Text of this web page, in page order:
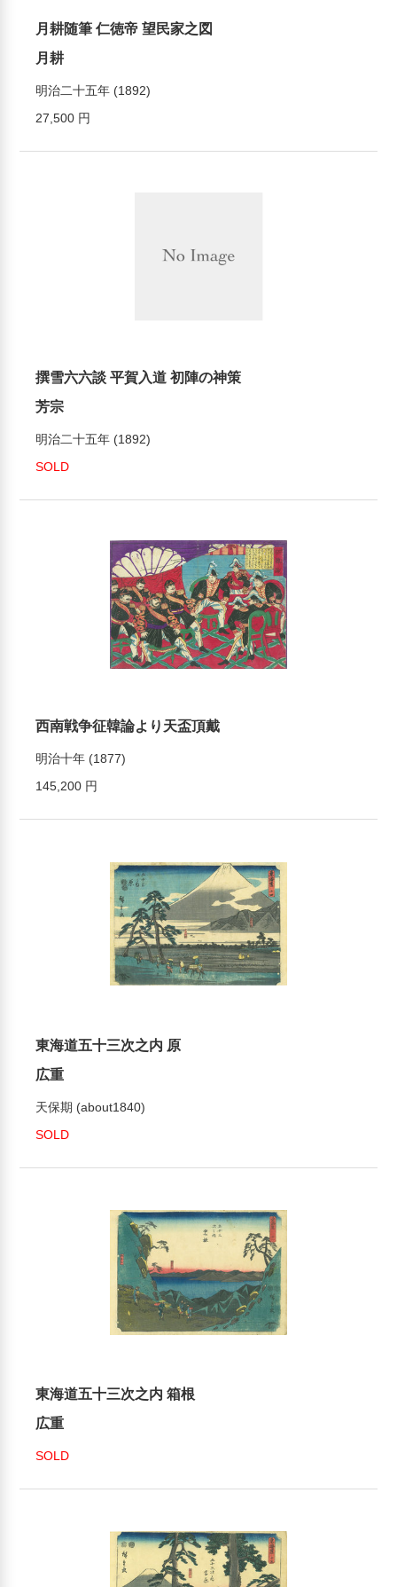
月耕随筆 仁徳帝 望民家之図
月耕
明治二十五年 (1892)
27,500 円
撰雪六六談 平賀入道 初陣の神策
芳宗
明治二十五年 (1892)
SOLD
西南戦争征韓論より天盃頂戴
明治十年 (1877)
145,200 円
東海道五十三次之内 原
広重
天保期 (about1840)
SOLD
東海道五十三次之内 箱根
広重
SOLD